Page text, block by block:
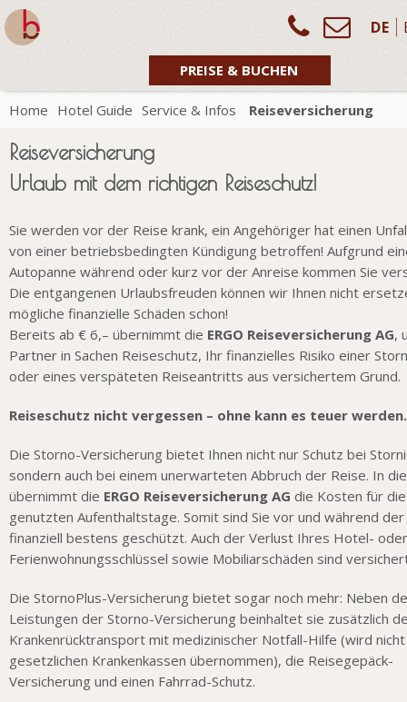
DE
PREISE & BUCHEN
Home Hotel Guide Service & Infos Reiseversicherung
Reiseversicherung
Urlaub mit dem richtigen Reiseschutz!
Sie werden vor der Reise krank, ein Angehöriger hat einen
von einer betriebsbedingten Kündigung betroffen! Aufgrund
Autopanne während oder kurz vor der Anreise kommen Sie
Die entgangenen Urlaubsfreuden können wir Ihnen nicht
mögliche finanzielle Schäden schon!
Bereits ab € 6,– übernimmt die ERGO Reiseversicherung AG,
Partner in Sachen Reiseschutz, Ihr finanzielles Risiko einer
oder eines verspäteten Reiseantritts aus versichertem Grund.
Reiseschutz nicht vergessen – ohne kann es teuer werden.
Die Storno-Versicherung bietet Ihnen nicht nur Schutz bei
sondern auch bei einem unerwarteten Abbruch der Reise. In
übernimmt die ERGO Reiseversicherung AG die Kosten für
genutzten Aufenthaltstage. Somit sind Sie vor und während
finanziell bestens geschützt. Auch der Verlust Ihres Hotel- oder
Ferienwohnungsschlüssel sowie Mobiliarschäden sind
Die StornoPlus-Versicherung bietet sogar noch mehr: Neben
Leistungen der Storno-Versicherung beinhaltet sie zusätzlich
Krankenrücktransport mit medizinischer Notfall-Hilfe (wird
gesetzlichen Krankenkassen übernommen), die Reisegepäck-
Versicherung und einen Fahrrad-Schutz.